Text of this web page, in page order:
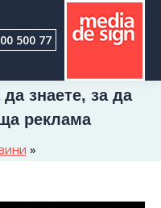
500 77
»
знаете, за да
реклама